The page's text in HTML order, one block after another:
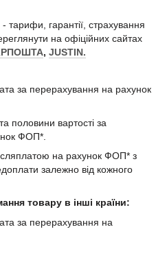
тарифи, гарантії, страхування
на офіційних сайтах
, JUSTIN.
за перерахування на рахунок
половини вартості за
ФОП*.
на рахунок ФОП* з
залежно від кожного
товару в інші країни:
за перерахування на